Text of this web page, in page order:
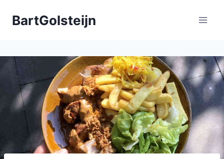
naarBartGolsteijn